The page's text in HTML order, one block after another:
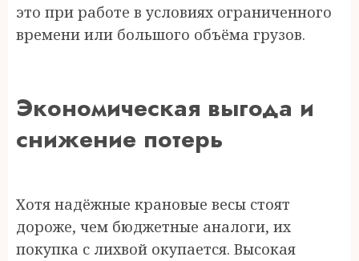
это при работе в условиях ограниченного
времени или большого объёма грузов.
Экономическая выгода и
снижение потерь
Хотя надёжные крановые весы стоят
дороже, чем бюджетные аналоги, их
покупка с лихвой окупается. Высокая